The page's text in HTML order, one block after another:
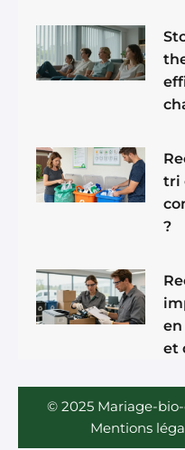
tri
?
et
© 2025 Mariage-bio-
Mentions